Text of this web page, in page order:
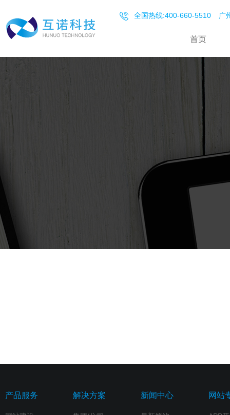
全国热线:400-660-5510 广
首页
产品服务 解决方案 新闻中心 网站